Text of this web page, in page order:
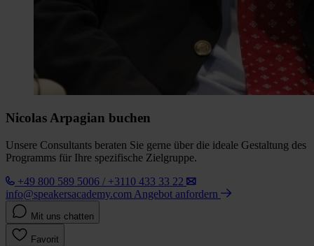
Nicolas Arpagian buchen
Unsere Consultants beraten Sie gerne über die ideale Gestaltung des
Programms für Ihre spezifische Zielgruppe.
+49 800 589 5006 / +3110 433 33 22
info@speakersacademy.com Angebot anfordern
Mit uns chatten
Favorit